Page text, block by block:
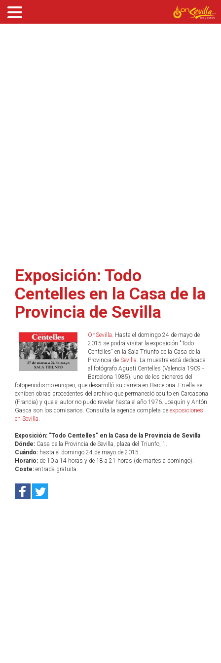
Exposición: Todo
Centelles en la Casa de la
Provincia de Sevilla
OnSevilla. Hasta el domingo 24 de mayo de
2015 se podrá visitar la exposición "Todo
Centelles" en la Sala Triunfo de la Casa de la
Provincia de Sevilla. La muestra está dedicada
al fotógrafo Agustí Centelles (Valencia 1909 -
Barcelona 1985), uno de los pioneros del
fotoperiodismo europeo, que desarrolló su carrera en Barcelona. En ella se
exhiben obras procedentes del archivo que permaneció oculto en Carcasona
(Francia) y que el autor no pudo revelar hasta el año 1976. Joaquín y Antón
Gasca son los comisarios. Consulta la agenda completa de exposiciones
en Sevilla.
Exposición: "Todo Centelles" en la Casa de la Provincia de Sevilla
Dónde: Casa de la Provincia de Sevilla, plaza del Triunfo, 1.
Cuándo: hasta el domingo 24 de mayo de 2015.
Horario: de 10 a 14 horas y de 18 a 21 horas (de martes a domingo).
Coste: entrada gratuita.